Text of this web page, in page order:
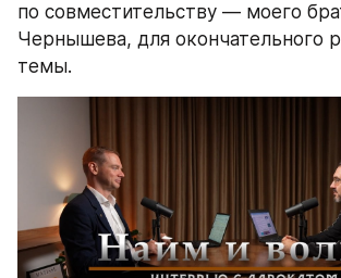
по совместительству — моего
Чернышева, для окончательного
темы.